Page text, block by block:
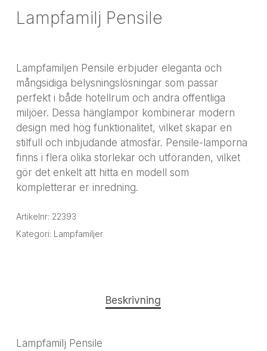
Lampfamilj Pensile
Lampfamiljen Pensile erbjuder eleganta och
mångsidiga belysningslösningar som passar
perfekt i både hotellrum och andra offentliga
miljöer. Dessa hänglampor kombinerar modern
design med hög funktionalitet, vilket skapar en
stilfull och inbjudande atmosfär. Pensile-lamporna
finns i flera olika storlekar och utföranden, vilket
gör det enkelt att hitta en modell som
kompletterar er inredning.
Artikelnr: 22393
Kategori: Lampfamiljer
Beskrivning
Lampfamilj Pensile